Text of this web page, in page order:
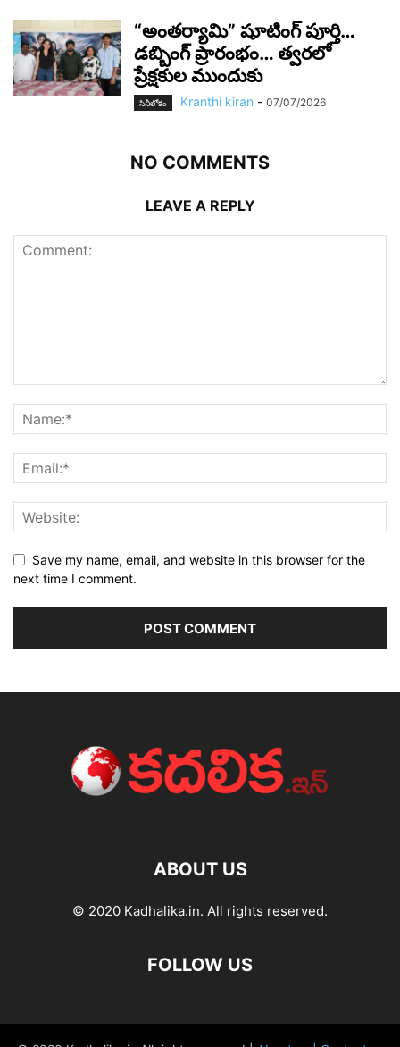
“అంతర్యామి” షూటింగ్ పూర్తి…
డబ్బింగ్ ప్రారంభం… త్వరలో
ప్రేక్షకుల ముందుకు
సినీలోకం Kranthi kiran - 07/07/2026
NO COMMENTS
LEAVE A REPLY
Save my name, email, and website in this browser for the
next time I comment.
ABOUT US
© 2020 Kadhalika.in. All rights reserved.
FOLLOW US